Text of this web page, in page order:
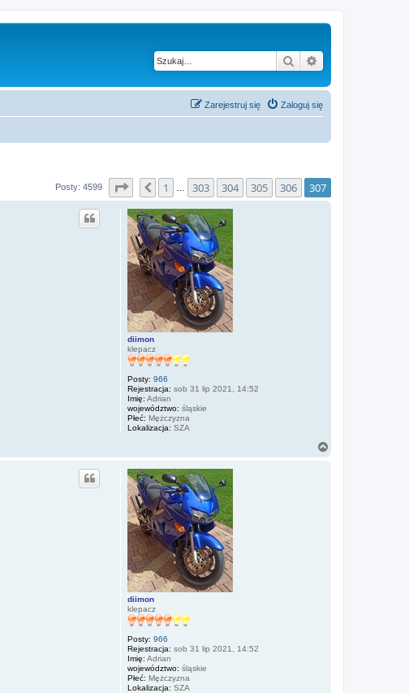
Szukaj
Zaloguj się
Zarejestruj się
Posty: 4599 Strona 307 307
Poprzednia
1 303 304 305 306 307
diimon
klepacz
Posty: 966
Rejestracja: sob 31 lip 2021, 14:52
Imię: Adrian
województwo: śląskie
Płeć: Mężczyzna
Lokalizacja: SZA
diimon
klepacz
Posty: 966
Rejestracja: sob 31 lip 2021, 14:52
Imię: Adrian
województwo: śląskie
Płeć: Mężczyzna
Lokalizacja: SZA